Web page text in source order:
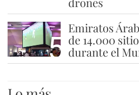
5
Emiratos
de 14.000
durante el